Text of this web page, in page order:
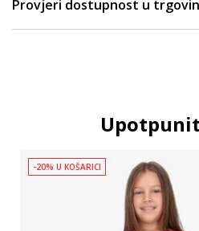
Provjeri dostupnost u
-20% U KOŠARICI